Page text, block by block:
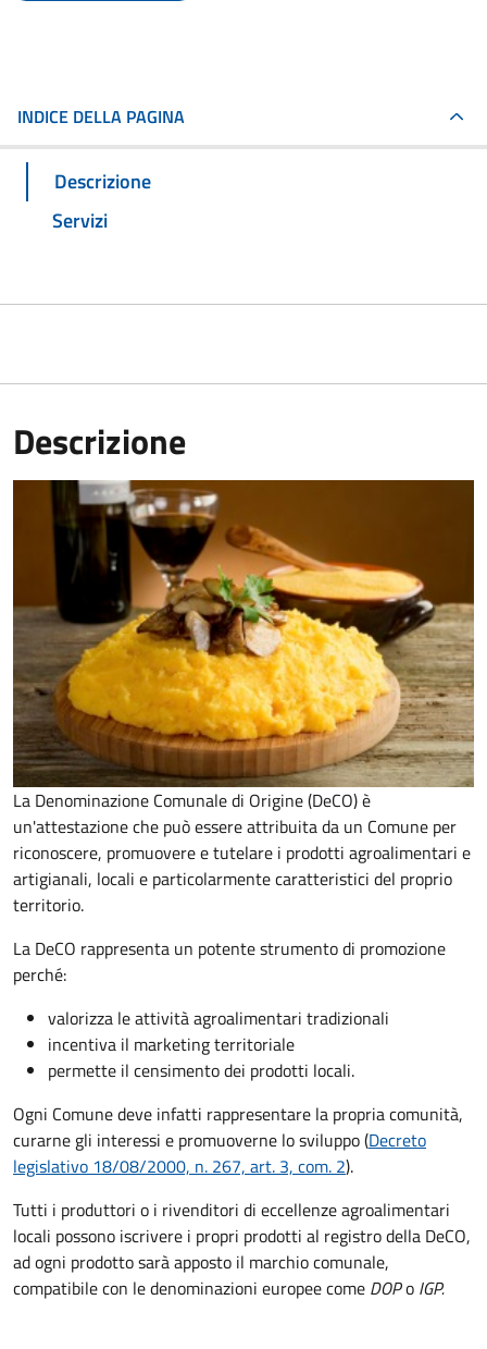
INDICE DELLA PAGINA
Descrizione
Servizi
Descrizione
La Denominazione Comunale di Origine (DeCO) è
un'attestazione che può essere attribuita da un Comune per
riconoscere, promuovere e tutelare i prodotti agroalimentari e
artigianali, locali e particolarmente caratteristici del proprio
territorio.
La DeCO rappresenta un potente strumento di promozione
perché:
valorizza le attività agroalimentari tradizionali
incentiva il marketing territoriale
permette il censimento dei prodotti locali.
Ogni Comune deve infatti rappresentare la propria comunità,
curarne gli interessi e promuoverne lo sviluppo (Decreto
legislativo 18/08/2000, n. 267, art. 3, com. 2).
Tutti i produttori o i rivenditori di eccellenze agroalimentari
locali possono iscrivere i propri prodotti al registro della DeCO,
ad ogni prodotto sarà apposto il marchio comunale,
compatibile con le denominazioni europee come DOPo IGP.